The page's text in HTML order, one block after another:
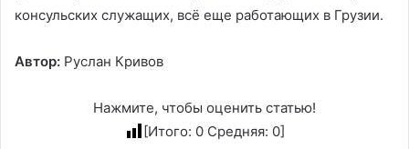
консульских служащих, всё еще работающих в Грузии.
Автор: Руслан Кривов
Нажмите, чтобы оценить статью!
[Итого: 0Средняя: 0]